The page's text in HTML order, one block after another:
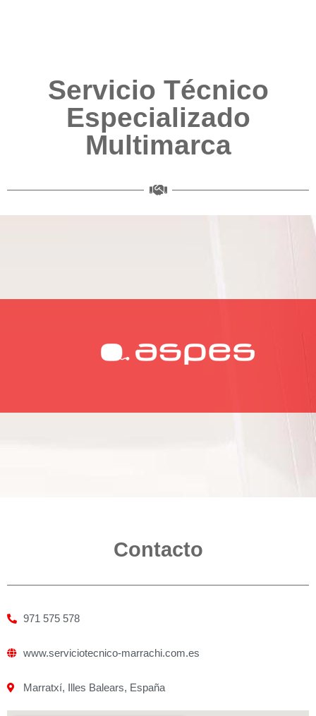
Servicio Técnico
Especializado
Multimarca
Contacto
971 575 578
www.serviciotecnico-marrachi.com.es
Marratxí, Illes Balears, España